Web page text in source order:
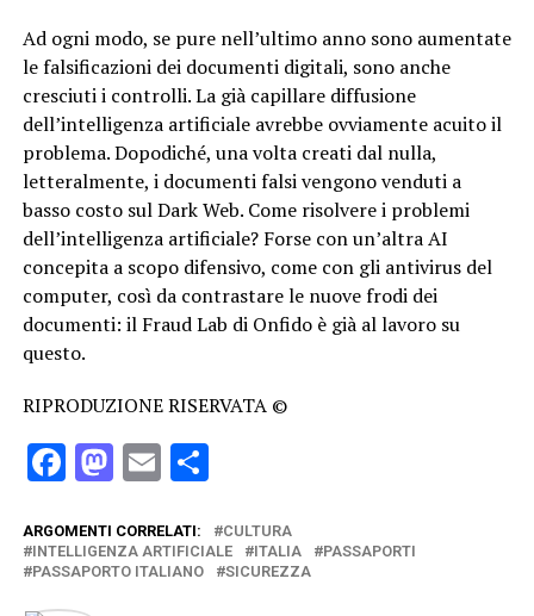
Ad ogni modo, se pure nell’ultimo anno sono aumentate
le falsificazioni dei documenti digitali, sono anche
cresciuti i controlli. La già capillare diffusione
dell’intelligenza artificiale avrebbe ovviamente acuito il
problema. Dopodiché, una volta creati dal nulla,
letteralmente, i documenti falsi vengono venduti a
basso costo sul Dark Web. Come risolvere i problemi
dell’intelligenza artificiale? Forse con un’altra AI
concepita a scopo difensivo, come con gli antivirus del
computer, così da contrastare le nuove frodi dei
documenti: il Fraud Lab di Onfido è già al lavoro su
questo.
RIPRODUZIONE RISERVATA ©
Facebook
Mastodon
EmailCondividi
ARGOMENTI CORRELATI:
CULTURA
INTELLIGENZA ARTIFICIALE
ITALIA
PASSAPORTI
PASSAPORTO ITALIANO
SICUREZZA